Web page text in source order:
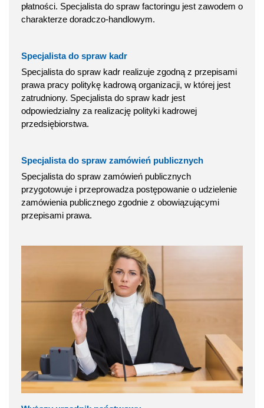
płatności. Specjalista do spraw factoringu jest zawodem o
charakterze doradczo-handlowym.
Specjalista do spraw kadr
Specjalista do spraw kadr realizuje zgodną z przepisami
prawa pracy politykę kadrową organizacji, w której jest
zatrudniony. Specjalista do spraw kadr jest
odpowiedzialny za realizację polityki kadrowej
przedsiębiorstwa.
Specjalista do spraw zamówień publicznych
Specjalista do spraw zamówień publicznych
przygotowuje i przeprowadza postępowanie o udzielenie
zamówienia publicznego zgodnie z obowiązującymi
przepisami prawa.